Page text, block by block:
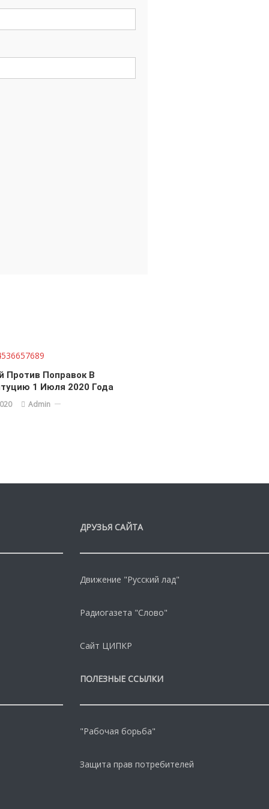
Против Поправок В
1 Июля 2020 Года
Admin
ДРУЗЬЯ САЙТА
Движение "Русский лад"
Радиогазета "Слово"
Сайт ЦИПКР
ПОЛЕЗНЫЕ ССЫЛКИ
"Рабочая борьба"
Защита прав потребителей